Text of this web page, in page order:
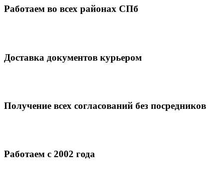
Работаем во всех районах СПб
Доставка документов курьером
Получение всех согласований без посредников
Работаем с 2002 года